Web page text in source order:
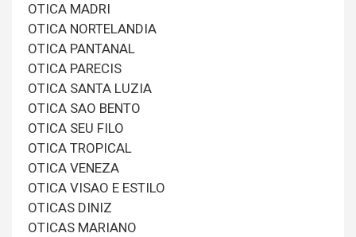
OTICA MADRI
OTICA NORTELANDIA
OTICA PANTANAL
OTICA PARECIS
OTICA SANTA LUZIA
OTICA SAO BENTO
OTICA SEU FILO
OTICA TROPICAL
OTICA VENEZA
OTICA VISAO E ESTILO
OTICAS DINIZ
OTICAS MARIANO